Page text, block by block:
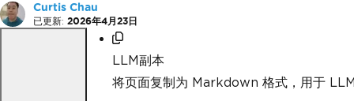
Curtis Chau
已更新: 2026年4月23日
LLM副本
将页面复制为 Markdown 格式，用于